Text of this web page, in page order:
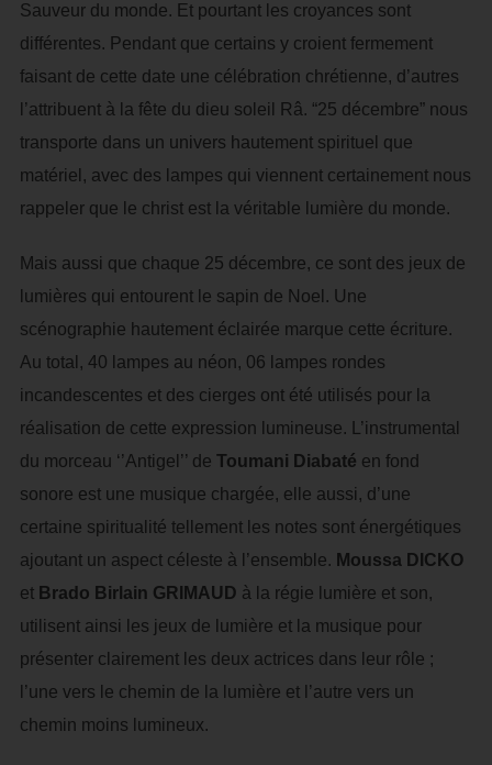
Sauveur du monde. Et pourtant les croyances sont
différentes. Pendant que certains y croient fermement
faisant de cette date une célébration chrétienne, d’autres
l’attribuent à la fête du dieu soleil Râ. “25 décembre” nous
transporte dans un univers hautement spirituel que
matériel, avec des lampes qui viennent certainement nous
rappeler que le christ est la véritable lumière du monde.
Mais aussi que chaque 25 décembre, ce sont des jeux de
lumières qui entourent le sapin de Noel. Une
scénographie hautement éclairée marque cette écriture.
Au total, 40 lampes au néon, 06 lampes rondes
incandescentes et des cierges ont été utilisés pour la
réalisation de cette expression lumineuse. L’instrumental
du morceau ‘’Antigel’’ de Toumani Diabaté en fond
sonore est une musique chargée, elle aussi, d’une
certaine spiritualité tellement les notes sont énergétiques
ajoutant un aspect céleste à l’ensemble. Moussa DICKO
et Brado Birlain GRIMAUD à la régie lumière et son,
utilisent ainsi les jeux de lumière et la musique pour
présenter clairement les deux actrices dans leur rôle ;
l’une vers le chemin de la lumière et l’autre vers un
chemin moins lumineux.